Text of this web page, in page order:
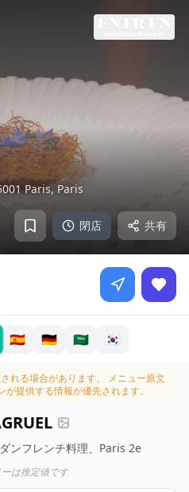
閉店 共有
Paris, Paris
🇪🇸 🇩🇪 🇸🇦 🇰🇷
れる場合があります。
メニュー原文
提供する情報が優先されます。
ンフレンチ料理、Paris 2e
は推定値です